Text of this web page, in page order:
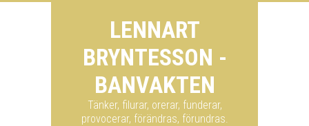
LENNART
BRYNTESSON -
BANVAKTEN
Tänker, filurar, orerar, funderar,
provocerar, förändras, förundras.